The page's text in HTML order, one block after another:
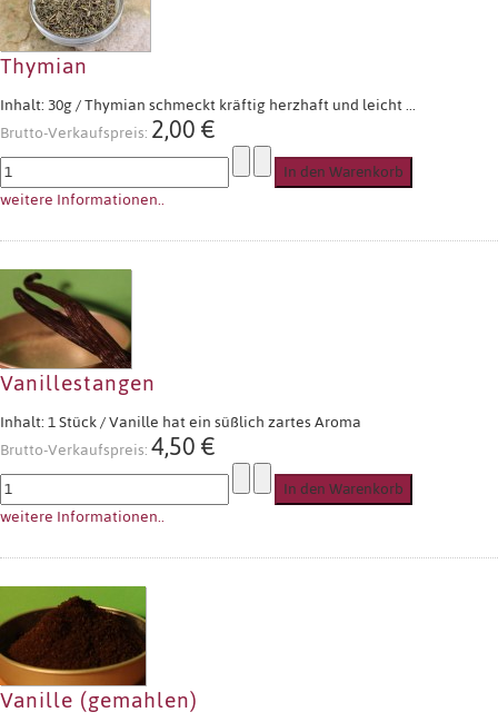
Thymian
Inhalt: 30g / Thymian schmeckt kräftig herzhaft und leicht ...
Brutto-Verkaufspreis:2,00 €
weitere Informationen..
Vanillestangen
Inhalt: 1 Stück / Vanille hat ein süßlich zartes Aroma
Brutto-Verkaufspreis:4,50 €
weitere Informationen..
Vanille (gemahlen)